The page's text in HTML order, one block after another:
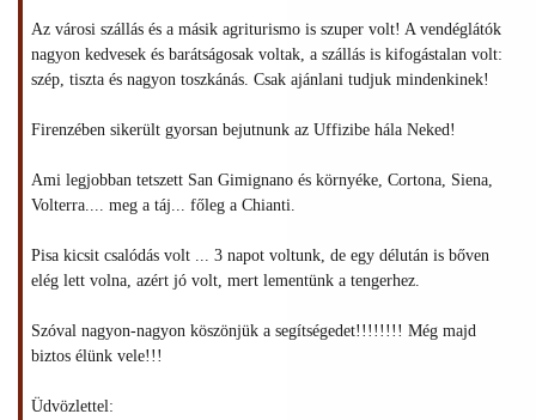
Az városi szállás és a másik agriturismo is szuper volt! A vendéglátók
nagyon kedvesek és barátságosak voltak, a szállás is kifogástalan volt:
szép, tiszta és nagyon toszkánás. Csak ajánlani tudjuk mindenkinek!
Firenzében sikerült gyorsan bejutnunk az Uffizibe hála Neked!
Ami legjobban tetszett San Gimignano és környéke, Cortona, Siena,
Volterra.... meg a táj... főleg a Chianti.
Pisa kicsit csalódás volt ... 3 napot voltunk, de egy délután is bőven
elég lett volna, azért jó volt, mert lementünk a tengerhez.
Szóval nagyon-nagyon köszönjük a segítségedet!!!!!!!! Még majd
biztos élünk vele!!!
Üdvözlettel: